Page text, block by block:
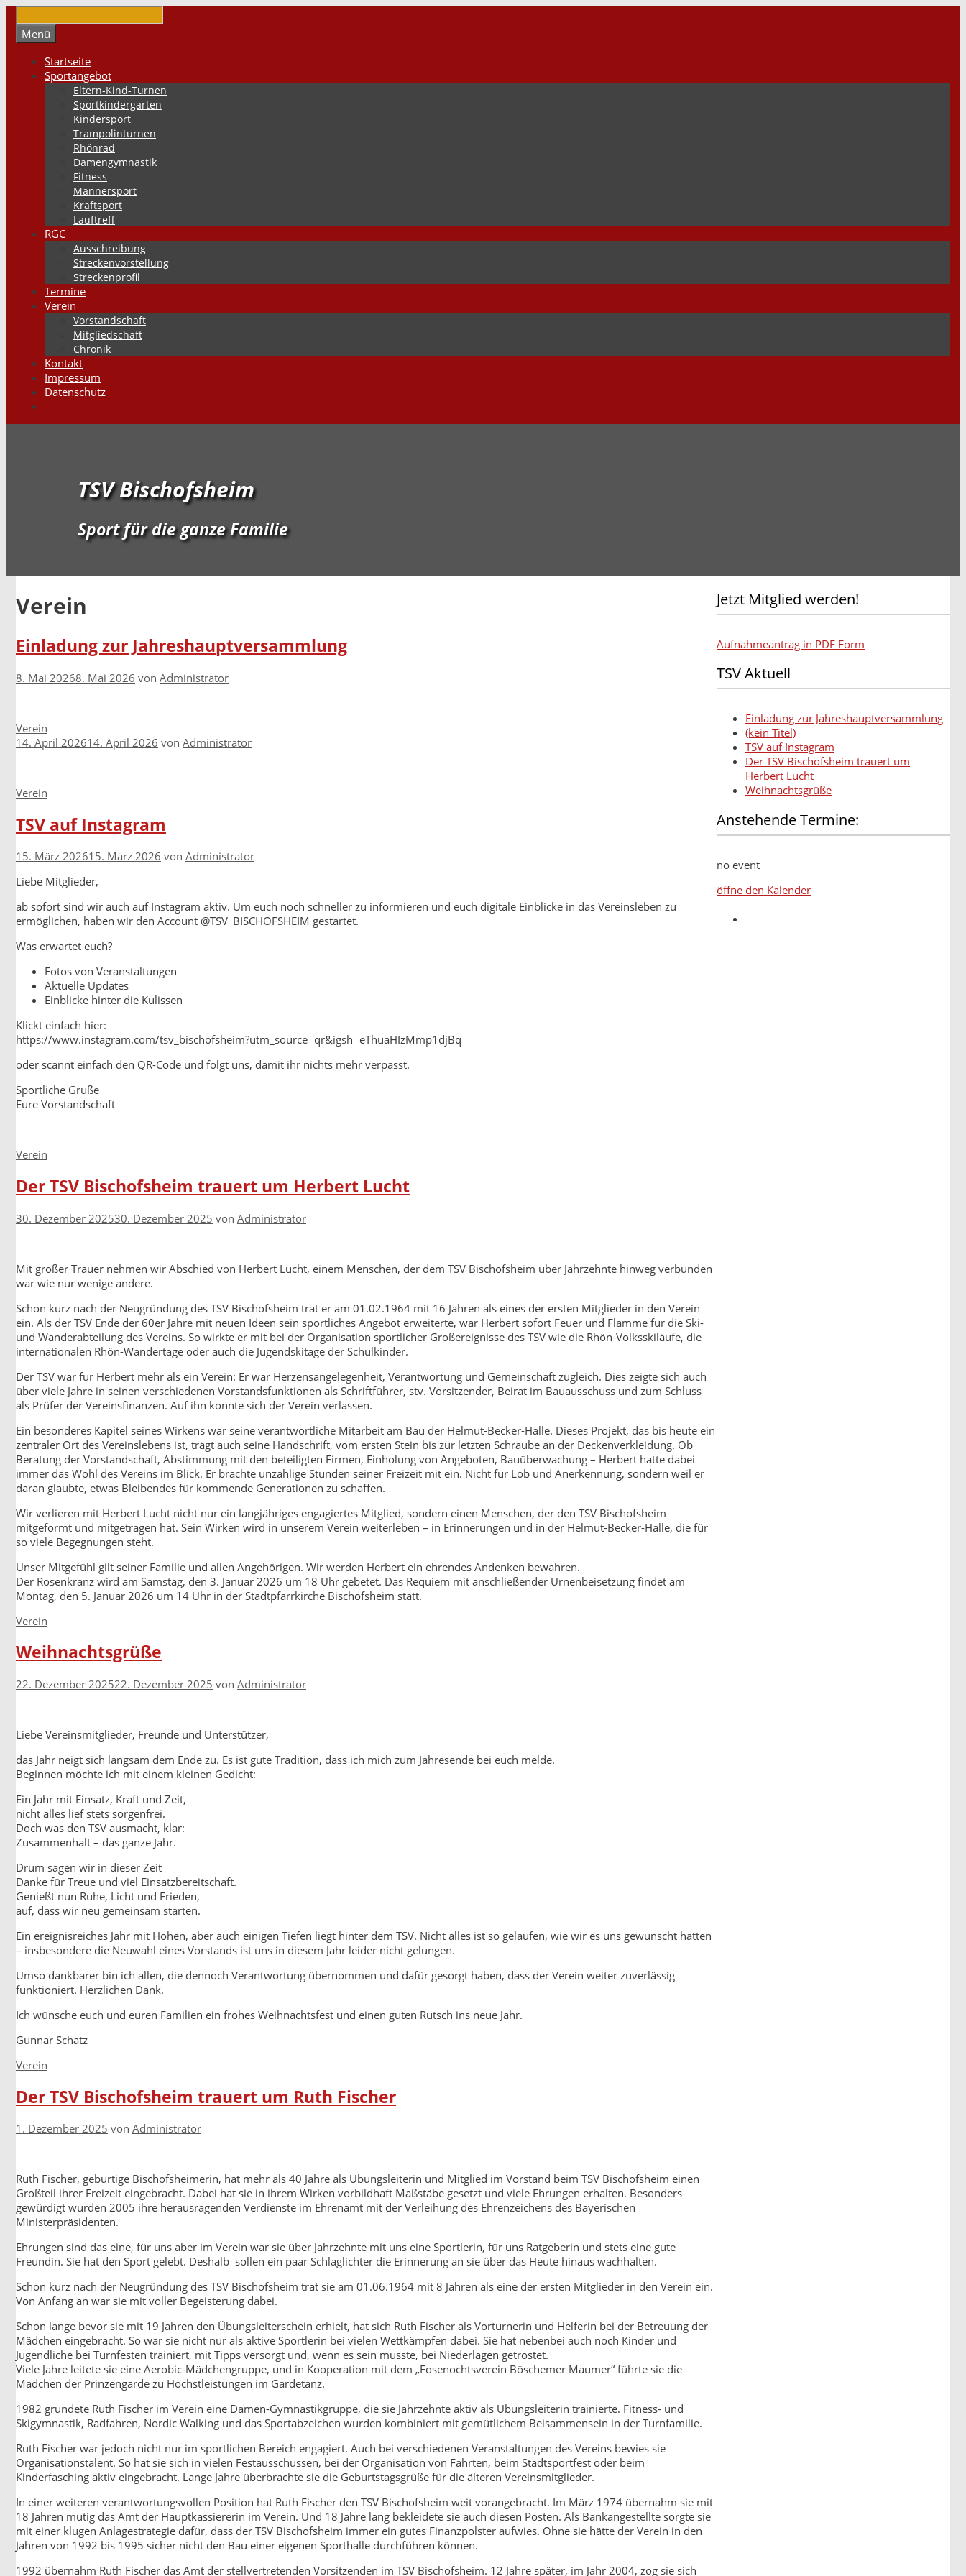
zum
Inhalt
Suchen
Menü
Startseite
Sportangebot
Eltern-Kind-Turnen
Sportkindergarten
Kindersport
Trampolinturnen
Rhönrad
Damengymnastik
Fitness
Männersport
Kraftsport
Lauftreff
RGC
Ausschreibung
Streckenvorstellung
Streckenprofil
Termine
Verein
Vorstandschaft
Mitgliedschaft
Chronik
Kontakt
Impressum
Datenschutz
TSV Bischofsheim
Sport für die ganze Familie
Verein
Einladung zur Jahreshauptversammlung
8. Mai 20268. Mai 2026 von Administrator
Kategorien
Verein
14. April 202614. April 2026 von Administrator
Kategorien
Verein
TSV auf Instagram
15. März 202615. März 2026 von Administrator
Liebe Mitglieder,
ab sofort sind wir auch auf Instagram aktiv. Um euch noch schneller zu informieren und euch digitale Einblicke in das Vereinsleben zu
ermöglichen, haben wir den Account @TSV_BISCHOFSHEIM gestartet.
Was erwartet euch?
Fotos von Veranstaltungen
Aktuelle Updates
Einblicke hinter die Kulissen
Klickt einfach hier:
https://www.instagram.com/tsv_bischofsheim?utm_source=qr&igsh=eThuaHIzMmp1djBq
oder scannt einfach den QR-Code und folgt uns, damit ihr nichts mehr verpasst.
Sportliche Grüße
Eure Vorstandschaft
Kategorien
Verein
Der TSV Bischofsheim trauert um Herbert Lucht
30. Dezember 202530. Dezember 2025 von Administrator
Mit großer Trauer nehmen wir Abschied von Herbert Lucht, einem Menschen, der dem TSV Bischofsheim über Jahrzehnte hinweg verbunden
war wie nur wenige andere.
Schon kurz nach der Neugründung des TSV Bischofsheim trat er am 01.02.1964 mit 16 Jahren als eines der ersten Mitglieder in den Verein
ein. Als der TSV Ende der 60er Jahre mit neuen Ideen sein sportliches Angebot erweiterte, war Herbert sofort Feuer und Flamme für die Ski-
und Wanderabteilung des Vereins. So wirkte er mit bei der Organisation sportlicher Großereignisse des TSV wie die Rhön-Volksskiläufe, die
internationalen Rhön-Wandertage oder auch die Jugendskitage der Schulkinder.
Der TSV war für Herbert mehr als ein Verein: Er war Herzensangelegenheit, Verantwortung und Gemeinschaft zugleich. Dies zeigte sich auch
über viele Jahre in seinen verschiedenen Vorstandsfunktionen als Schriftführer, stv. Vorsitzender, Beirat im Bauausschuss und zum Schluss
als Prüfer der Vereinsfinanzen. Auf ihn konnte sich der Verein verlassen.
Ein besonderes Kapitel seines Wirkens war seine verantwortliche Mitarbeit am Bau der Helmut-Becker-Halle. Dieses Projekt, das bis heute ein
zentraler Ort des Vereinslebens ist, trägt auch seine Handschrift, vom ersten Stein bis zur letzten Schraube an der Deckenverkleidung. Ob
Beratung der Vorstandschaft, Abstimmung mit den beteiligten Firmen, Einholung von Angeboten, Bauüberwachung – Herbert hatte dabei
immer das Wohl des Vereins im Blick. Er brachte unzählige Stunden seiner Freizeit mit ein. Nicht für Lob und Anerkennung, sondern weil er
daran glaubte, etwas Bleibendes für kommende Generationen zu schaffen.
Wir verlieren mit Herbert Lucht nicht nur ein langjähriges engagiertes Mitglied, sondern einen Menschen, der den TSV Bischofsheim
mitgeformt und mitgetragen hat. Sein Wirken wird in unserem Verein weiterleben – in Erinnerungen und in der Helmut-Becker-Halle, die für
so viele Begegnungen steht.
Unser Mitgefühl gilt seiner Familie und allen Angehörigen. Wir werden Herbert ein ehrendes Andenken bewahren.
Der Rosenkranz wird am Samstag, den 3. Januar 2026 um 18 Uhr gebetet. Das Requiem mit anschließender Urnenbeisetzung findet am
Montag, den 5. Januar 2026 um 14 Uhr in der Stadtpfarrkirche Bischofsheim statt.
Kategorien
Verein
Weihnachtsgrüße
22. Dezember 202522. Dezember 2025 von Administrator
Liebe Vereinsmitglieder, Freunde und Unterstützer,
das Jahr neigt sich langsam dem Ende zu. Es ist gute Tradition, dass ich mich zum Jahresende bei euch melde.
Beginnen möchte ich mit einem kleinen Gedicht:
Ein Jahr mit Einsatz, Kraft und Zeit,
nicht alles lief stets sorgenfrei.
Doch was den TSV ausmacht, klar:
Zusammenhalt – das ganze Jahr.
Drum sagen wir in dieser Zeit
Danke für Treue und viel Einsatzbereitschaft.
Genießt nun Ruhe, Licht und Frieden,
auf, dass wir neu gemeinsam starten.
Ein ereignisreiches Jahr mit Höhen, aber auch einigen Tiefen liegt hinter dem TSV. Nicht alles ist so gelaufen, wie wir es uns gewünscht hätten
– insbesondere die Neuwahl eines Vorstands ist uns in diesem Jahr leider nicht gelungen.
Umso dankbarer bin ich allen, die dennoch Verantwortung übernommen und dafür gesorgt haben, dass der Verein weiter zuverlässig
funktioniert. Herzlichen Dank.
Ich wünsche euch und euren Familien ein frohes Weihnachtsfest und einen guten Rutsch ins neue Jahr.
Gunnar Schatz
Kategorien
Verein
Der TSV Bischofsheim trauert um Ruth Fischer
1. Dezember 2025 von Administrator
Ruth Fischer, gebürtige Bischofsheimerin, hat mehr als 40 Jahre als Übungsleiterin und Mitglied im Vorstand beim TSV Bischofsheim einen
Großteil ihrer Freizeit eingebracht. Dabei hat sie in ihrem Wirken vorbildhaft Maßstäbe gesetzt und viele Ehrungen erhalten. Besonders
gewürdigt wurden 2005 ihre herausragenden Verdienste im Ehrenamt mit der Verleihung des Ehrenzeichens des Bayerischen
Ministerpräsidenten.
Ehrungen sind das eine, für uns aber im Verein war sie über Jahrzehnte mit uns eine Sportlerin, für uns Ratgeberin und stets eine gute
Freundin. Sie hat den Sport gelebt. Deshalb sollen ein paar Schlaglichter die Erinnerung an sie über das Heute hinaus wachhalten.
Schon kurz nach der Neugründung des TSV Bischofsheim trat sie am 01.06.1964 mit 8 Jahren als eine der ersten Mitglieder in den Verein ein.
Von Anfang an war sie mit voller Begeisterung dabei.
Schon lange bevor sie mit 19 Jahren den Übungsleiterschein erhielt, hat sich Ruth Fischer als Vorturnerin und Helferin bei der Betreuung der
Mädchen eingebracht. So war sie nicht nur als aktive Sportlerin bei vielen Wettkämpfen dabei. Sie hat nebenbei auch noch Kinder und
Jugendliche bei Turnfesten trainiert, mit Tipps versorgt und, wenn es sein musste, bei Niederlagen getröstet.
Viele Jahre leitete sie eine Aerobic-Mädchengruppe, und in Kooperation mit dem „Fosenochtsverein Böschemer Maumer“ führte sie die
Mädchen der Prinzengarde zu Höchstleistungen im Gardetanz.
1982 gründete Ruth Fischer im Verein eine Damen-Gymnastikgruppe, die sie Jahrzehnte aktiv als Übungsleiterin trainierte. Fitness- und
Skigymnastik, Radfahren, Nordic Walking und das Sportabzeichen wurden kombiniert mit gemütlichem Beisammensein in der Turnfamilie.
Ruth Fischer war jedoch nicht nur im sportlichen Bereich engagiert. Auch bei verschiedenen Veranstaltungen des Vereins bewies sie
Organisationstalent. So hat sie sich in vielen Festausschüssen, bei der Organisation von Fahrten, beim Stadtsportfest oder beim
Kinderfasching aktiv eingebracht. Lange Jahre überbrachte sie die Geburtstagsgrüße für die älteren Vereinsmitglieder.
In einer weiteren verantwortungsvollen Position hat Ruth Fischer den TSV Bischofsheim weit vorangebracht. Im März 1974 übernahm sie mit
18 Jahren mutig das Amt der Hauptkassiererin im Verein. Und 18 Jahre lang bekleidete sie auch diesen Posten. Als Bankangestellte sorgte sie
mit einer klugen Anlagestrategie dafür, dass der TSV Bischofsheim immer ein gutes Finanzpolster aufwies. Ohne sie hätte der Verein in den
Jahren von 1992 bis 1995 sicher nicht den Bau einer eigenen Sporthalle durchführen können.
1992 übernahm Ruth Fischer das Amt der stellvertretenden Vorsitzenden im TSV Bischofsheim. 12 Jahre später, im Jahr 2004, zog sie sich
Jetzt Mitglied werden!
Aufnahmeantrag in PDF Form
TSV Aktuell
Einladung zur Jahreshauptversammlung
(kein Titel)
TSV auf Instagram
Der TSV Bischofsheim trauert um
Herbert Lucht
Weihnachtsgrüße
Anstehende Termine:
no event
öffne den Kalender